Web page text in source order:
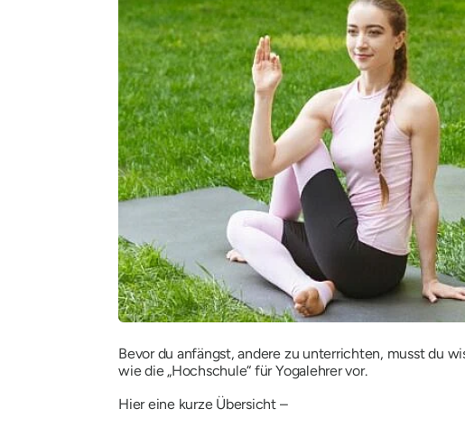
Bevor du anfängst, andere zu unterrichten, musst du
wie die „Hochschule“ für Yogalehrer vor.
Hier eine kurze Übersicht –